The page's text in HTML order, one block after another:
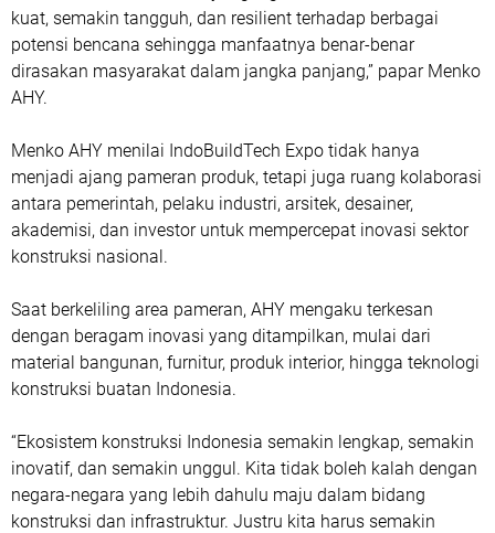
kuat, semakin tangguh, dan resilient terhadap berbagai
potensi bencana sehingga manfaatnya benar-benar
dirasakan masyarakat dalam jangka panjang,” papar Menko
AHY.
Menko AHY menilai IndoBuildTech Expo tidak hanya
menjadi ajang pameran produk, tetapi juga ruang kolaborasi
antara pemerintah, pelaku industri, arsitek, desainer,
akademisi, dan investor untuk mempercepat inovasi sektor
konstruksi nasional.
Saat berkeliling area pameran, AHY mengaku terkesan
dengan beragam inovasi yang ditampilkan, mulai dari
material bangunan, furnitur, produk interior, hingga teknologi
konstruksi buatan Indonesia.
“Ekosistem konstruksi Indonesia semakin lengkap, semakin
inovatif, dan semakin unggul. Kita tidak boleh kalah dengan
negara-negara yang lebih dahulu maju dalam bidang
konstruksi dan infrastruktur. Justru kita harus semakin